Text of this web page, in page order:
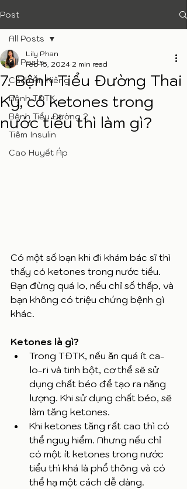
Post
All Posts
Cách Ăn Kiêng
Bệnh TĐTK
Bệnh Tiểu Đường 2
Tiêm Insulin
Cao Huyết Áp
All Posts
7. Bệnh Tiểu Đường Thai
Kỳ, có ketones trong
nước tiểu thì làm gì?
Lily Phan
Feb 15, 2024 2 min read
Có một số bạn khi đi khám bác sĩ thì
thấy có ketones trong nước tiểu.
Bạn đừng quá lo, nếu chỉ số thấp, và
bạn không có triệu chứng bệnh gì
khác.
Ketones là gì?
Trong TĐTK, nếu ăn quá ít ca-
lo-ri và tinh bột, cơ thể sẽ sử
dụng chất béo để tạo ra năng
lượng. Khi sử dụng chất béo, sẽ
làm tăng ketones.
Khi ketones tăng rất cao thì có
thể nguy hiểm. Nhưng nếu chỉ
có một ít ketones trong nước
tiểu thì khá là phổ thông và có
thể hạ một cách dễ dàng.